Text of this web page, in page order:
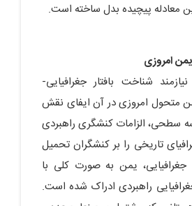
معادله پیچیده بدل ساخته است.
امروزی
شناخت بافتار جغرافیایی-
متحول امروزی در آن ایفای نقش
سطحی، الزامات کنشگری راهبردی
تاریخی را بر کنشگران تحمیل
یمن به صورت کلی با
راهبردی ادراک شده است.